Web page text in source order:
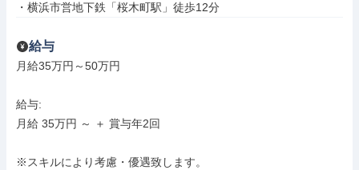
・横浜市営地下鉄「桜木町駅」徒歩12分
給与
月給35万円～50万円
給与:
月給 35万円 ～ ＋ 賞与年2回
※スキルにより考慮・優遇致します。